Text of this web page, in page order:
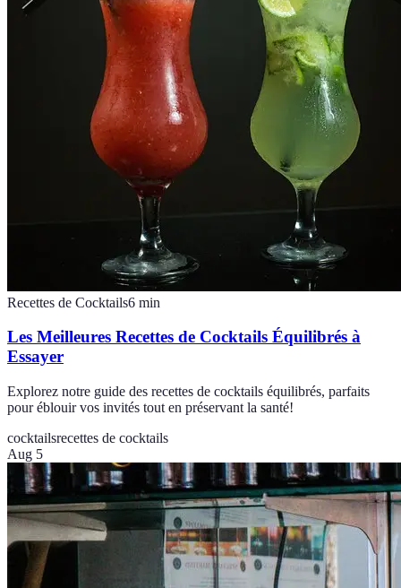
Recettes de Cocktails6 min
Les Meilleures Recettes de Cocktails Équilibrés à
Essayer
Explorez notre guide des recettes de cocktails équilibrés, parfaits
pour éblouir vos invités tout en préservant la santé!
cocktailsrecettes de cocktails
Aug 5